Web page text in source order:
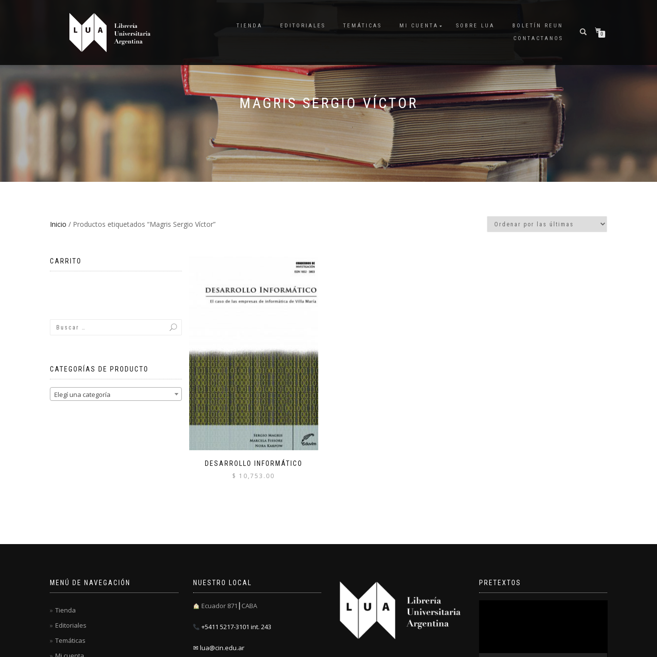
TIENDA EDITORIALES TEMÁTICAS MI CUENTA SOBRE LUA
BOLETÍN REUN
CONTACTANOS
0
MAGRIS SERGIO VÍCTOR
Inicio / Productos etiquetados “Magris Sergio Víctor”
DESARROLLO INFORMÁTICO
$ 10,753.00
CARRITO
CATEGORÍAS DE PRODUCTO
Elegí una categoría
MENÚ DE NAVEGACIÓN
Tienda
Editoriales
Temáticas
NUESTRO LOCAL
Ecuador 871┃CABA
+5411 5217-3101 int. 243
✉ lua@cin.edu.ar
PRETEXTOS